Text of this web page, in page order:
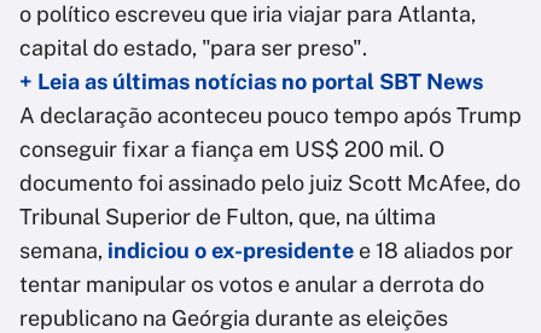
o político escreveu que iria viajar para Atlanta,
capital do estado, "para ser preso".
+ Leia as últimas notícias no portal SBT News
A declaração aconteceu pouco tempo após Trump
conseguir fixar a fiança em US$ 200 mil. O
documento foi assinado pelo juiz Scott McAfee, do
Tribunal Superior de Fulton, que, na última
semana, indiciou o ex-presidente e 18 aliados por
tentar manipular os votos e anular a derrota do
republicano na Geórgia durante as eleições